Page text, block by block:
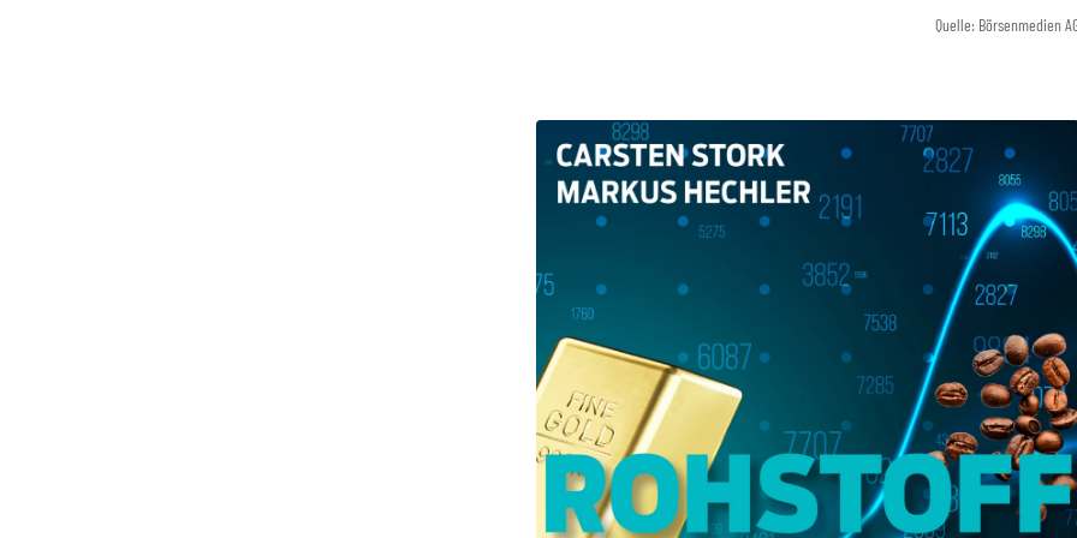
Quelle: Börsenmedien